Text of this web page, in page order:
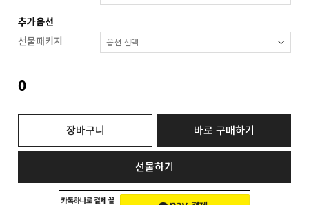
추가옵션
선물패키지
0
장바구니 바로 구매하기
선물하기